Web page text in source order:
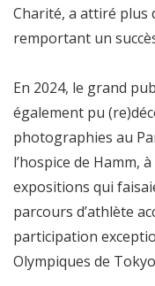
Charité, a attiré plus
remportant un
En 2024, le grand
également pu
photographies au
l’hospice de Hamm,
expositions qui
parcours d’athlète
participation
Olympiques de